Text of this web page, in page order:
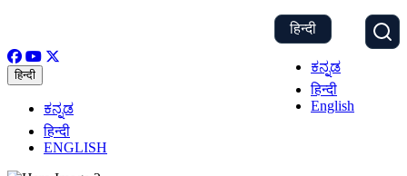
हिन्दी
ಕನ್ನಡ
हिन्दी
English
हिन्दी
ಕನ್ನಡ
हिन्दी
ENGLISH